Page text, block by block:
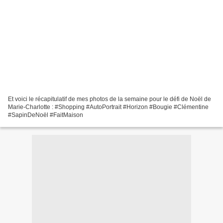
Et voici le récapitulatif de mes photos de la semaine pour le défi de Noël de
Marie-Charlotte : #Shopping #AutoPortrait #Horizon #Bougie #Clémentine
#SapinDeNoël #FaitMaison